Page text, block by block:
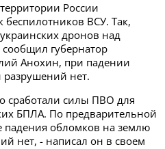
России
беспилотников ВСУ. Так,
дронов над
губернатор
Анохин, при падении
нет.
сработали силы ПВО для
БПЛА. По предварительной
падения обломков на землю
нет, - написал он в своем